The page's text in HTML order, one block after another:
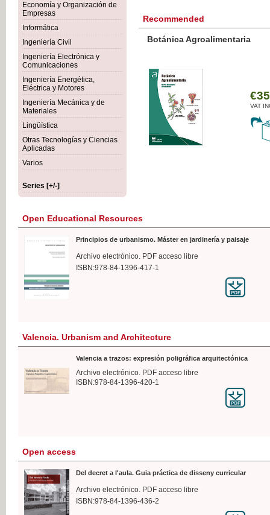
Economía y Organización de
Empresas
Informática
Ingeniería Civil
Ingeniería Electrónica y
Comunicaciones
Ingeniería Energética,
Eléctrica y Motores
Ingeniería Mecánica y de
Materiales
Lingüística
Otras Tecnologías y Ciencias
Aplicadas
Varios
Series [+/-]
Recommended
Botánica Agroalimentaria
VAT
Open Educational Resources
Principios de urbanismo. Máster en jardinería y paisaje
Archivo electrónico. PDF acceso libre
ISBN:978-84-1396-417-1
Valencia. Urbanism and Architecture
Valencia a trazos: expresión poligráfica arquitectónica
Archivo electrónico. PDF acceso libre
ISBN:978-84-1396-420-1
Open access
Del decret a l'aula. Guia práctica de disseny curricular
Archivo electrónico. PDF acceso libre
ISBN:978-84-1396-436-2